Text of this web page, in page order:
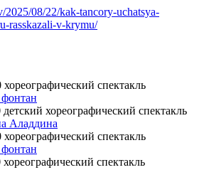
2025/08/22/kak-tancory-uchatsya-
rasskazali-v-krymu/
хореографический спектакль
детский хореографический спектакль
Аладдина
хореографический спектакль
хореографический спектакль